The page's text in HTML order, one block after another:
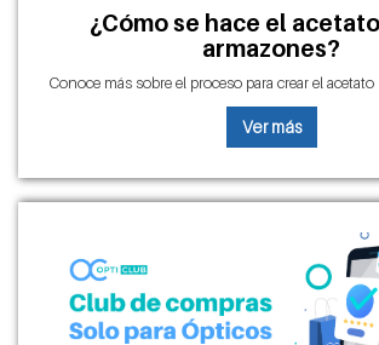
¿Cómo se hace el
armazones?
Conoce más sobre el proceso para crear el acetato
Ver más